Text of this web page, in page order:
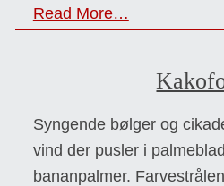
Read More…
Syngende bølger og
vind der pusler i
bananpalmer.